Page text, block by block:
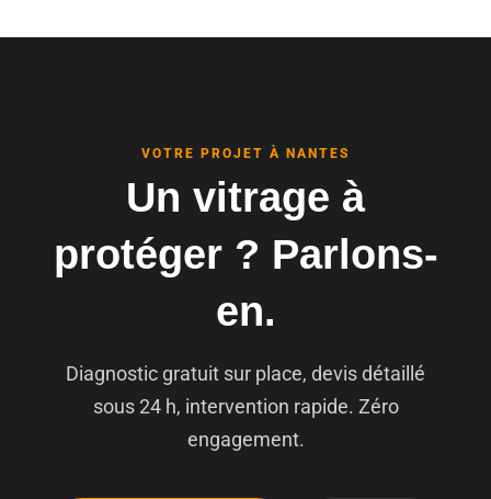
VOTRE PROJET À NANTES
Un vitrage à
protéger ? Parlons-
en.
Diagnostic gratuit sur place, devis détaillé
sous 24 h, intervention rapide. Zéro
engagement.